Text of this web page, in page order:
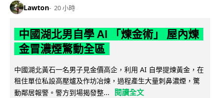
Lawton 20 小時
中國湖北男自學 AI 「煉金術」 屋內煉
金冒濃煙驚動全區
中國湖北黃石一名男子見金價高企，利用 AI 自學提煉黃金，在
租住單位私設高壓爐及作坊冶煉，過程產生大量刺鼻濃煙，驚
動鄰居報警。警方到場揭發整...
閱讀全文